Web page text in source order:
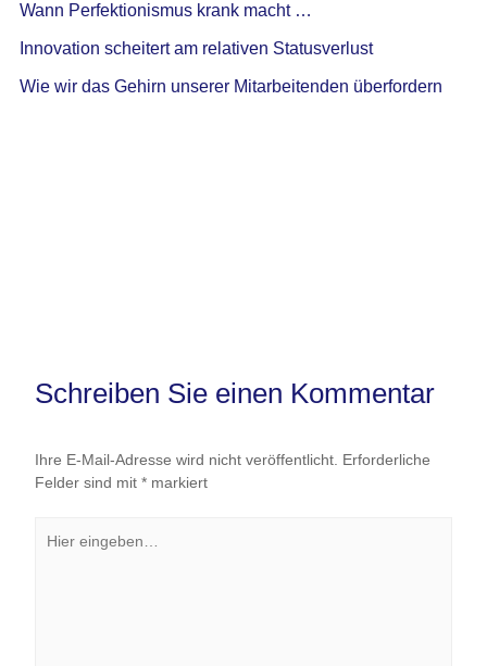
Wann Perfektionismus krank macht …
Innovation scheitert am relativen Statusverlust
Wie wir das Gehirn unserer Mitarbeitenden überfordern
Schreiben Sie einen Kommentar
Ihre E-Mail-Adresse wird nicht veröffentlicht. Erforderliche
Felder sind mit *markiert
eingeben…